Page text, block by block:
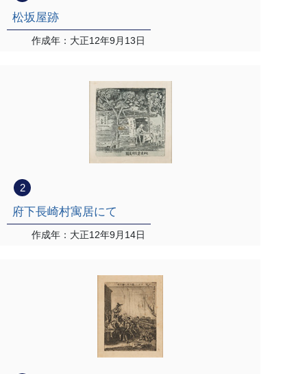
松坂屋跡
作成年：大正12年9月13日
2
府下長崎村寓居にて
作成年：大正12年9月14日